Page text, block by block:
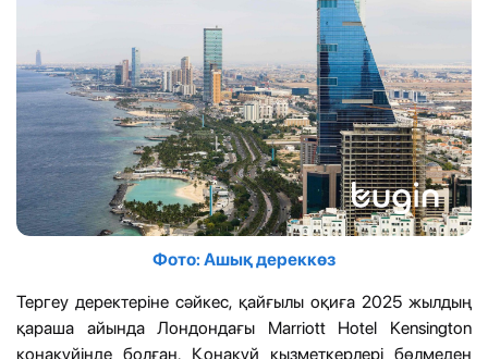
Фото: Ашық дереккөз
Тергеу деректеріне сәйкес, қайғылы оқиға 2025 жылдың
қараша айында Лондондағы Marriott Hotel Kensington
қонақүйінде болған. Қонақүй қызметкерлері бөлмеден